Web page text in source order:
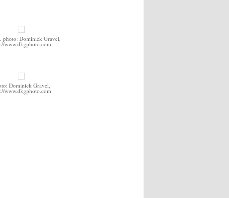
photo: Dominick Gravel,
www.dkgphoto.com
Dominick Gravel,
www.dkgphoto.com